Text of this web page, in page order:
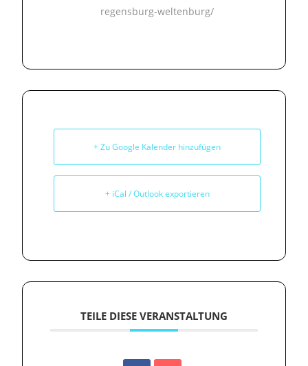
regensburg-weltenburg/
+ Zu Google Kalender hinzufügen
+ iCal / Outlook exportieren
TEILE DIESE VERANSTALTUNG